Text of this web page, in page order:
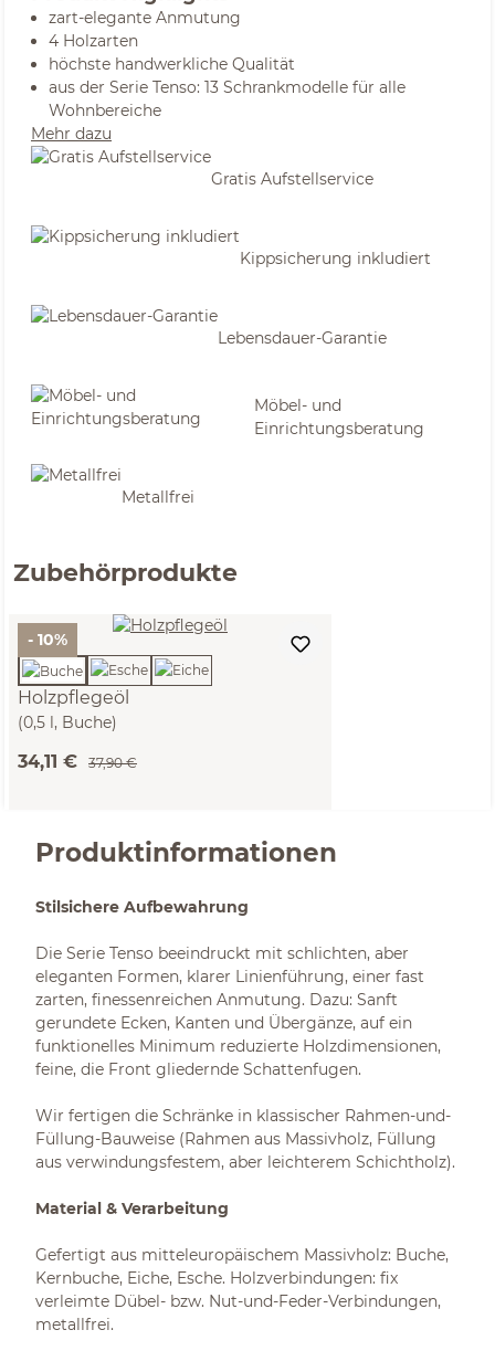
zart-elegante Anmutung
4 Holzarten
höchste handwerkliche Qualität
aus der Serie Tenso: 13 Schrankmodelle für alle
Wohnbereiche
Mehr dazu
Gratis Aufstellservice
Kippsicherung inkludiert
Lebensdauer-Garantie
Möbel- und
Einrichtungsberatung
Metallfrei
Zubehörprodukte
- 10%
Holzpflegeöl
(0,5 l, Buche)
34,11 € 37,90 €
Produktinformationen
Stilsichere Aufbewahrung
Die Serie Tenso beeindruckt mit schlichten, aber
eleganten Formen, klarer Linienführung, einer fast
zarten, finessenreichen Anmutung. Dazu: Sanft
gerundete Ecken, Kanten und Übergänze, auf ein
funktionelles Minimum reduzierte Holzdimensionen,
feine, die Front gliedernde Schattenfugen.
Wir fertigen die Schränke in klassischer Rahmen-und-
Füllung-Bauweise (Rahmen aus Massivholz, Füllung
aus verwindungsfestem, aber leichterem Schichtholz).
Material & Verarbeitung
Gefertigt aus mitteleuropäischem Massivholz: Buche,
Kernbuche, Eiche, Esche. Holzverbindungen: fix
verleimte Dübel- bzw. Nut-und-Feder-Verbindungen,
metallfrei.